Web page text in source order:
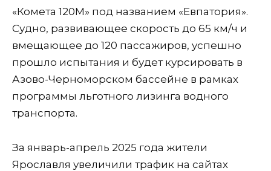
«Комета 120М» под названием «Евпатория».
Судно, развивающее скорость до 65 км/ч и
вмещающее до 120 пассажиров, успешно
прошло испытания и будет курсировать в
Азово-Черноморском бассейне в рамках
программы льготного лизинга водного
транспорта.
За январь-апрель 2025 года жители
Ярославля увеличили трафик на сайтах